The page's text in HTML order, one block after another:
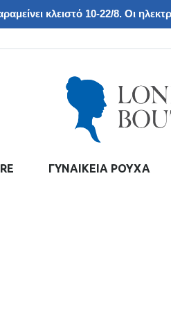
κλειστό 10-22/8. Οι
ΓΥΝΑΙΚΕΙΑ ΡΟΥΧΑ